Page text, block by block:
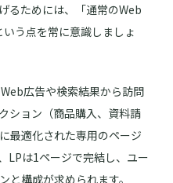
るためには、「通常のWeb
う点を常に意識しましょ
広告や検索結果から訪問
ション（商品購入、資料請
最適化された専用のページ
LPは1ページで完結し、ユー
と構成が求められます。